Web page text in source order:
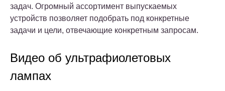
задач. Огромный ассортимент выпускаемых
устройств позволяет подобрать под конкретные
задачи и цели, отвечающие конкретным запросам.
Видео об ультрафиолетовых
лампах